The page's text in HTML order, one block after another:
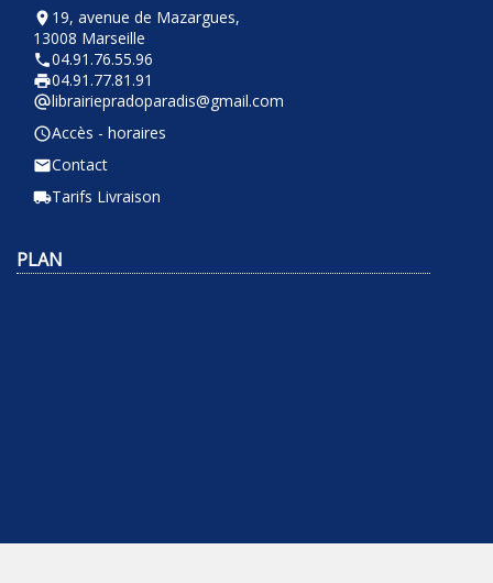
room 19, avenue de Mazargues,
13008 Marseille
phone04.91.76.55.96
local_printshop04.91.77.81.91
alternate_emaillibrairiepradoparadis@gmail.com
query_builderAccès - horaires
emailContact
local_shippingTarifs Livraison
PLAN